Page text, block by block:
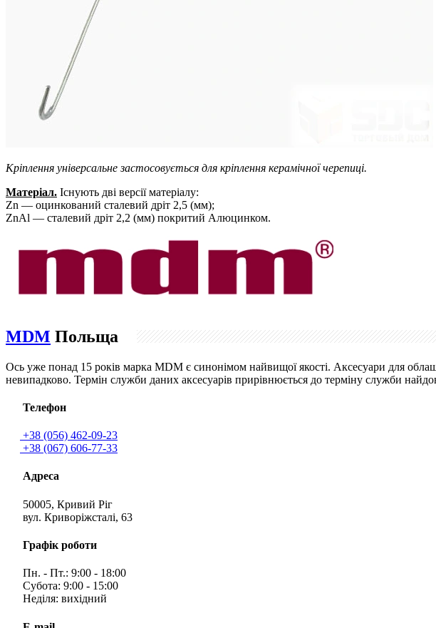
Кріплення універсальне застосовується для кріплення керамічної черепиці.
Матеріал. Існують дві версії матеріалу:
Zn — оцинкований сталевий дріт 2,5 (мм);
ZnAl — сталевий дріт 2,2 (мм) покритий Алюцинком.
MDM Польща
Ось уже понад 15 років марка MDM є синонімом найвищої якості. Аксесуари для
невипадково. Термін служби даних аксесуарів прирівнюється до терміну служби
Телефон
+38 (056) 462-09-23
+38 (067) 606-77-33
Адреса
50005, Кривий Ріг
вул. Криворіжсталі, 63
Графік роботи
Пн. - Пт.: 9:00 - 18:00
Субота: 9:00 - 15:00
Неділя: вихідний